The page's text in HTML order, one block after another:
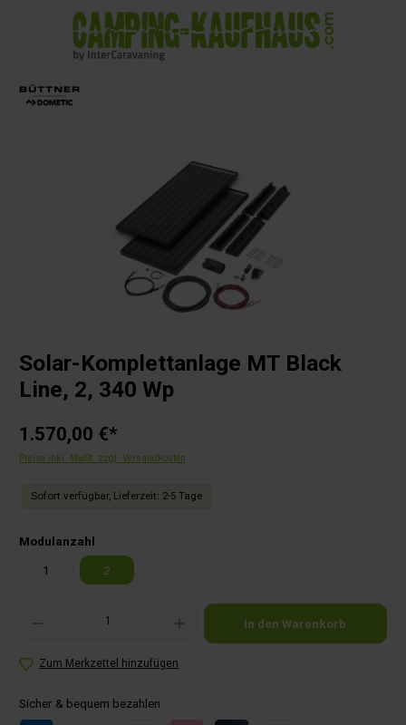
springen
Solar-Komplettanlage MT Black
Line, 2, 340 Wp
1.570,00 €*
Preise inkl. MwSt. zzgl. Versandkosten
Sofort verfügbar, Lieferzeit: 2-5 Tage
Modulanzahl
1 2
Produkt Anzahl: Gib den gewünschten Wert ein oder benutze die Schaltflächen um die
In den Warenkorb
Zum Merkzettel hinzufügen
Sicher & bequem bezahlen